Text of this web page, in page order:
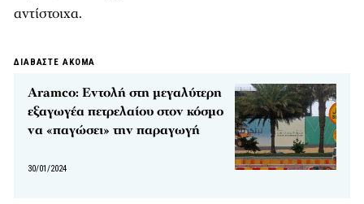
αντίστοιχα.
ΔΙΑΒΑΣΤΕ ΑΚΟΜΑ
Aramco: Εντολή στη μεγαλύτερη
εξαγωγέα πετρελαίου στον κόσμο
να «παγώσει» την παραγωγή
30/01/2024